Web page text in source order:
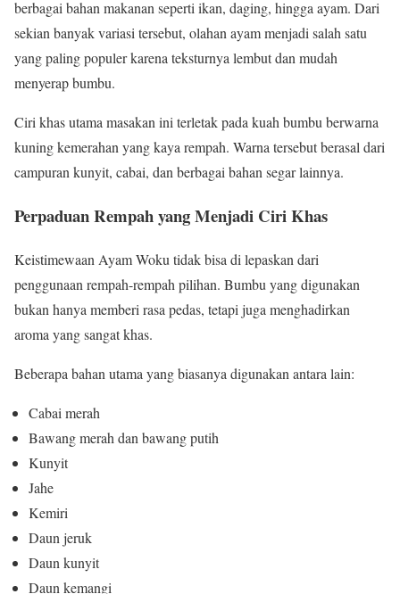
berbagai bahan makanan seperti ikan, daging, hingga ayam. Dari
sekian banyak variasi tersebut, olahan ayam menjadi salah satu
yang paling populer karena teksturnya lembut dan mudah
menyerap bumbu.
Ciri khas utama masakan ini terletak pada kuah bumbu berwarna
kuning kemerahan yang kaya rempah. Warna tersebut berasal dari
campuran kunyit, cabai, dan berbagai bahan segar lainnya.
Perpaduan Rempah yang Menjadi Ciri Khas
Keistimewaan Ayam Woku tidak bisa di lepaskan dari
penggunaan rempah-rempah pilihan. Bumbu yang digunakan
bukan hanya memberi rasa pedas, tetapi juga menghadirkan
aroma yang sangat khas.
Beberapa bahan utama yang biasanya digunakan antara lain:
Cabai merah
Bawang merah dan bawang putih
Kunyit
Jahe
Kemiri
Daun jeruk
Daun kunyit
Daun kemangi